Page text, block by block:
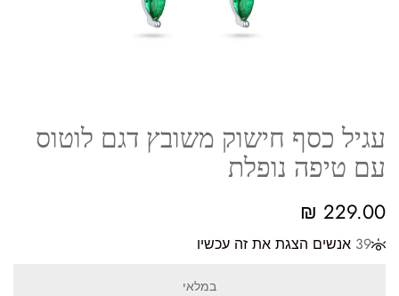
עגיל כסף חישוק משובץ דגם לוטוס
עם טיפה נופלת
229.00
₪
39 אנשים הצגת את זה עכשיו
במלאי